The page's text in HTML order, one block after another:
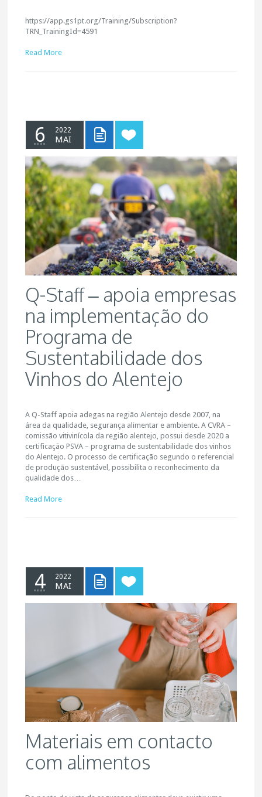
https://app.gs1pt.org/Training/Subscription?
TRN_TrainingId=4591
Read More
6 2022
MAI
Q-Staff – apoia empresas
na implementação do
Programa de
Sustentabilidade dos
Vinhos do Alentejo
A Q-Staff apoia adegas na região Alentejo desde 2007, na
área da qualidade, segurança alimentar e ambiente. A CVRA –
comissão vitivinícola da região alentejo, possui desde 2020 a
certificação PSVA – programa de sustentabilidade dos vinhos
do Alentejo. O processo de certificação segundo o referencial
de produção sustentável, possibilita o reconhecimento da
qualidade dos…
Read More
4 2022
MAI
Materiais em contacto
com alimentos